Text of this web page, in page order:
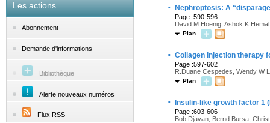
Les actions
Abonnement
Demande d'informations
Bibliothèque
Alerte nouveaux numéros
Flux RSS
· Nephroptosis: A
Page :590-596
David M Hoenig, Ashok K
Plan
· Collagen injection therapy
Page :597-602
R.Duane Cespedes, Wendy W
Plan
· Insulin-like growth factor 1
Page :603-606
Bob Djavan, Bernd Bursa,